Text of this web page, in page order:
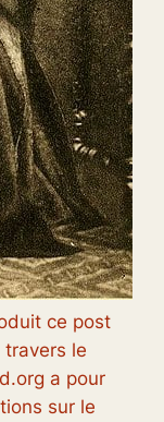
ce post
travers le
a pour
sur le